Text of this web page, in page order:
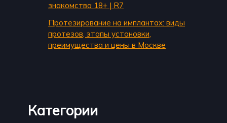
знакомства 18+ | R7
Протезирование на имплантах: виды
протезов, этапы установки,
преимущества и цены в Москве
Категории